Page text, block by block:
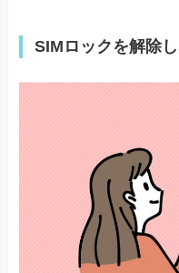
Google Pixel
Google
SIMロックを解除